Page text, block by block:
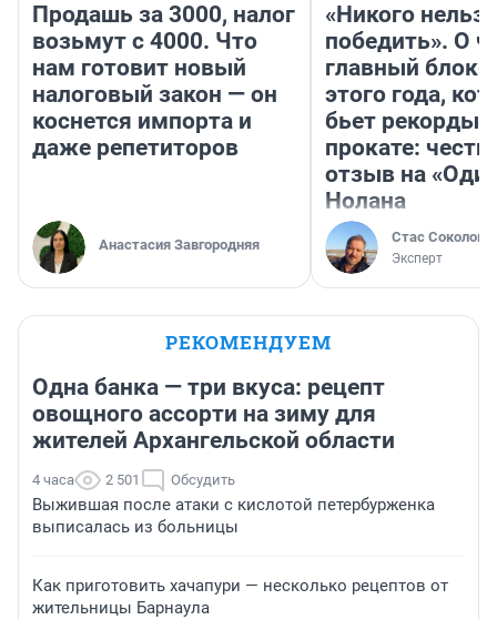
Продашь за 3000, налог
возьмут с 4000. Что
нам готовит новый
налоговый закон — он
коснется импорта и
даже репетиторов
Анастасия Завгородняя
«Никого нельзя
победить». О
главный
этого года,
бьет рекорды в
прокате:
отзыв на
Нолана
Стас Соколов
Эксперт
РЕКОМЕНДУЕМ
Одна банка — три вкуса: рецепт
овощного ассорти на зиму для
жителей Архангельской области
4 часа 2 501 Обсудить
Выжившая после атаки с кислотой петербурженка
выписалась из больницы
Как приготовить хачапури — несколько рецептов от
жительницы Барнаула